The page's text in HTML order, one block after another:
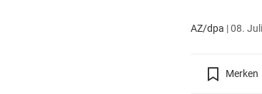
AZ/dpa |08.
Merken